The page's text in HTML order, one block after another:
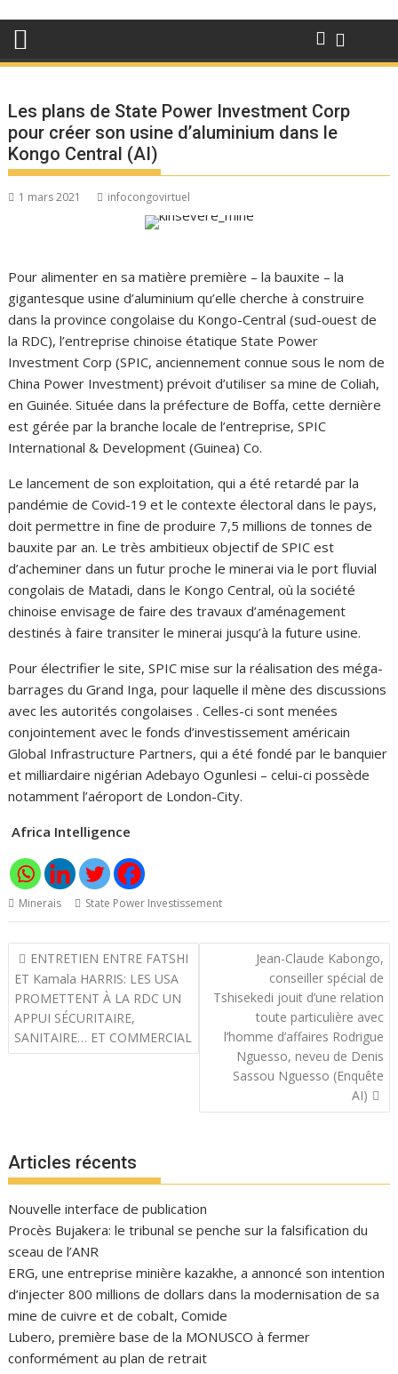
Les plans de State Power Investment Corp
pour créer son usine d’aluminium dans le
Kongo Central (AI)
1 mars 2021 infocongovirtuel
Pour alimenter en sa matière première – la bauxite – la
gigantesque usine d’aluminium qu’elle cherche à construire
dans la province congolaise du Kongo-Central (sud-ouest de
la RDC), l’entreprise chinoise étatique State Power
Investment Corp (SPIC, anciennement connue sous le nom de
China Power Investment) prévoit d’utiliser sa mine de Coliah,
en Guinée. Située dans la préfecture de Boffa, cette dernière
est gérée par la branche locale de l’entreprise, SPIC
International & Development (Guinea) Co.
Le lancement de son exploitation, qui a été retardé par la
pandémie de Covid-19 et le contexte électoral dans le pays,
doit permettre in fine de produire 7,5 millions de tonnes de
bauxite par an. Le très ambitieux objectif de SPIC est
d’acheminer dans un futur proche le minerai via le port fluvial
congolais de Matadi, dans le Kongo Central, où la société
chinoise envisage de faire des travaux d’aménagement
destinés à faire transiter le minerai jusqu’à la future usine.
Pour électrifier le site, SPIC mise sur la réalisation des méga-
barrages du Grand Inga, pour laquelle il mène des discussions
avec les autorités congolaises . Celles-ci sont menées
conjointement avec le fonds d’investissement américain
Global Infrastructure Partners, qui a été fondé par le banquier
et milliardaire nigérian Adebayo Ogunlesi – celui-ci possède
notamment l’aéroport de London-City.
Africa Intelligence
Minerais State Power Investissement
Navigation
de
l’article
ENTRETIEN ENTRE FATSHI
ET Kamala HARRIS: LES USA
PROMETTENT À LA RDC UN
APPUI SÉCURITAIRE,
SANITAIRE… ET COMMERCIAL
Jean-Claude Kabongo,
conseiller spécial de
Tshisekedi jouit d’une relation
toute particulière avec
l’homme d’affaires Rodrigue
Nguesso, neveu de Denis
Sassou Nguesso (Enquête
AI)
Articles récents
Nouvelle interface de publication
Procès Bujakera: le tribunal se penche sur la falsification du
sceau de l’ANR
ERG, une entreprise minière kazakhe, a annoncé son intention
d’injecter 800 millions de dollars dans la modernisation de sa
mine de cuivre et de cobalt, Comide
Lubero, première base de la MONUSCO à fermer
conformément au plan de retrait